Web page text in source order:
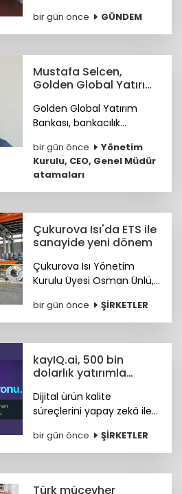
ihracatçıların küresel
pazarlardaki rekabet
ETİD ile TİM arasında iş
birliği protokolü imzalandı.
bir gün önce GÜNDEM
Mustafa Selcen,
Golden Global Yatırım
Golden Global Yatırım
Bankası, bankacılık
deneyime sahip Mustafa
Selcen’i Yönetim Kurulu
Üyesi olarak atadı.
bir gün önce
Yönetim
Kurulu, CEO, Genel Müdür
atamaları
Çukurova Isı'da ETS ile
sanayide yeni dönem
Çukurova Isı Yönetim
Kurulu Üyesi Osman Ünlü,
ETS'nin sanayinin
uluslararası pazarlardaki
belirtti.
bir gün önce ŞİRKETLER
kayIQ.ai, 500 bin
dolarlık yatırımla
Dijital ürün kalite
süreçlerini yapay zekâ ile
kayIQ.ai platformu, 500
bin dolarlık yatırımla
bir gün önce ŞİRKETLER
Türk mücevher